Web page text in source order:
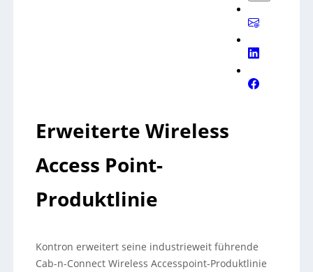
Erweiterte Wireless
Access Point-
Produktlinie
Kontron erweitert seine industrieweit führende
Cab-n-Connect Wireless Accesspoint-Produktlinie